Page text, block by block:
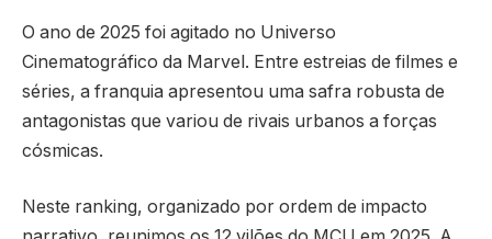
O ano de 2025 foi agitado no Universo
Cinematográfico da Marvel. Entre estreias de filmes e
séries, a franquia apresentou uma safra robusta de
antagonistas que variou de rivais urbanos a forças
cósmicas.
Neste ranking, organizado por ordem de impacto